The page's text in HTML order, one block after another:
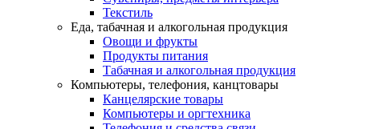
Текстиль
Еда, табачная и алкогольная продукция
Овощи и фрукты
Продукты питания
Табачная и алкогольная продукция
Компьютеры, телефония, канцтовары
Канцелярские товары
Компьютеры и оргтехника